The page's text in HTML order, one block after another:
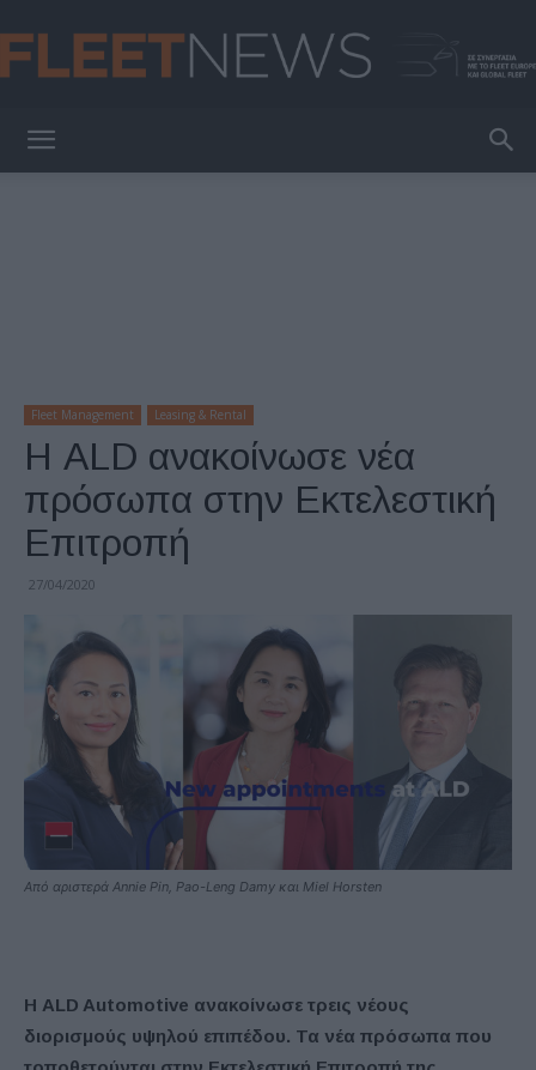
Fleet Management Leasing & Rental
Η ALD ανακοίνωσε νέα
πρόσωπα στην Εκτελεστική
Επιτροπή
27/04/2020
Από αριστερά Annie Pin, Pao-Leng Damy και Miel Horsten
Η ALD Automotive ανακοίνωσε τρεις νέους
διορισμούς υψηλού επιπέδου. Τα νέα πρόσωπα που